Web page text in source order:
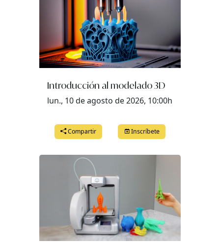
Introducción al modelado 3D
lun., 10 de agosto de 2026, 10:00h
Compartir Inscríbete